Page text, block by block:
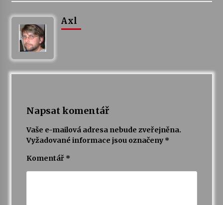
Axl
Napsat komentář
Vaše e-mailová adresa nebude zveřejněna.
Vyžadované informace jsou označeny *
Komentář *